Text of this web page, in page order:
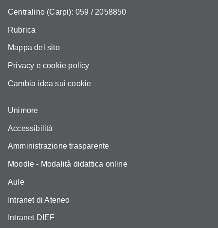
Centralino (Carpi): 059 / 2058850
Rubrica
Mappa del sito
Privacy e cookie policy
Cambia idea sui cookie
Unimore
Accessibilità
Amministrazione trasparente
Moodle - Modalità didattica online
Aule
Intranet di Ateneo
Intranet DIEF